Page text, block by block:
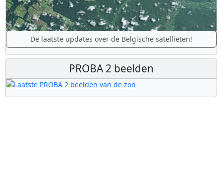
De laatste updates over de Belgische satellieten!
PROBA 2 beelden